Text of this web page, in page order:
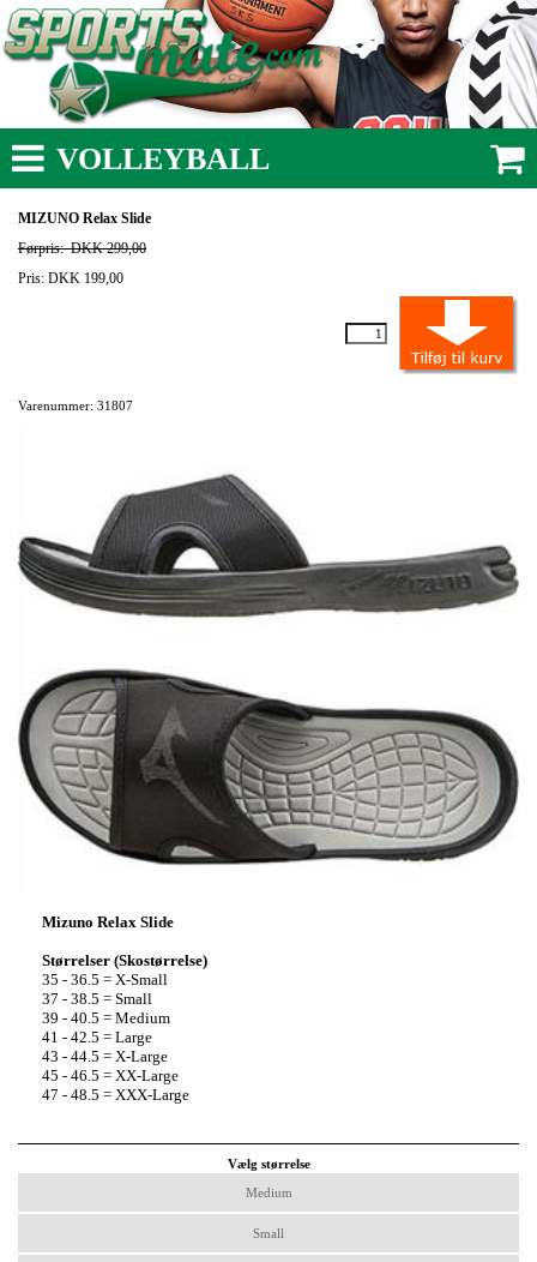
VOLLEYBALL
MIZUNO Relax Slide
Førpris:DKK 299,00
Pris: DKK 199,00
Varenummer: 31807
Mizuno Relax Slide
Størrelser (Skostørrelse)
35 - 36.5 = X-Small
37 - 38.5 = Small
39 - 40.5 = Medium
41 - 42.5 = Large
43 - 44.5 = X-Large
45 - 46.5 = XX-Large
47 - 48.5 = XXX-Large
Vælg størrelse
Medium
Small